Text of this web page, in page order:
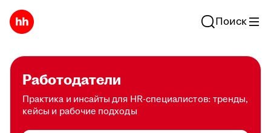
Поиск
Работодатели
Практика и инсайты для HR-специалистов: тренды,
кейсы и рабочие подходы